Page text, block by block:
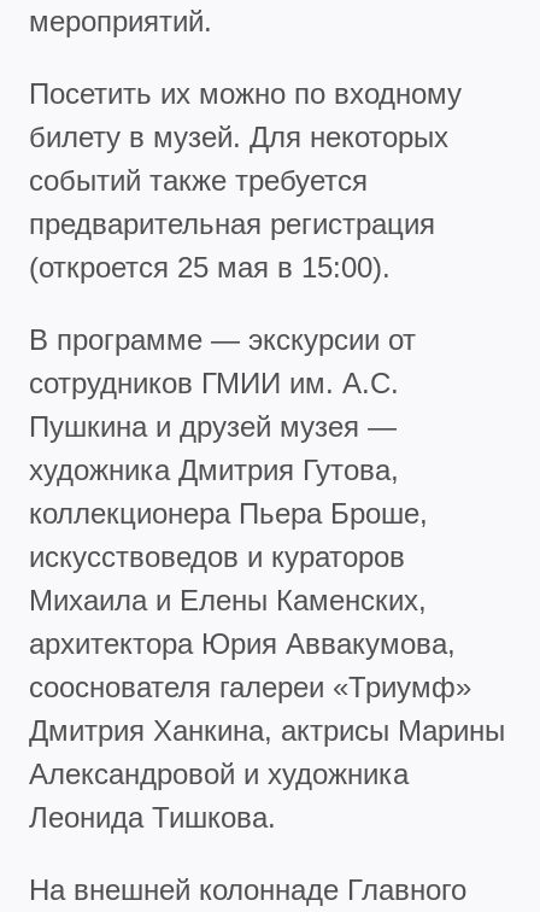
мероприятий.
Посетить их можно по входному
билету в музей. Для некоторых
событий также требуется
предварительная регистрация
(откроется 25 мая в 15:00).
В программе — экскурсии от
сотрудников ГМИИ им. А.С.
Пушкина и друзей музея —
художника Дмитрия Гутова,
коллекционера Пьера Броше,
искусствоведов и кураторов
Михаила и Елены Каменских,
архитектора Юрия Аввакумова,
сооснователя галереи «Триумф»
Дмитрия Ханкина, актрисы Марины
Александровой и художника
Леонида Тишкова.
На внешней колоннаде Главного